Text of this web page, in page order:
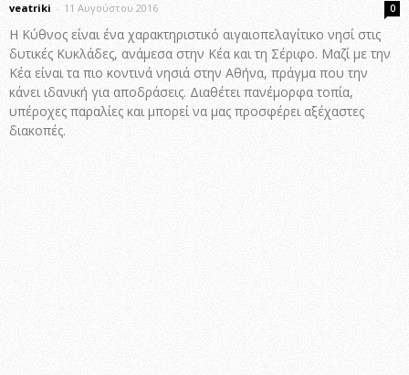
veatriki - 11 Αυγούστου 2016 0
Η Κύθνος είναι ένα χαρακτηριστικό αιγαιοπελαγίτικο νησί στις
δυτικές Κυκλάδες, ανάμεσα στην Κέα και τη Σέριφο. Μαζί με την
Κέα είναι τα πιο κοντινά νησιά στην Αθήνα, πράγμα που την
κάνει ιδανική για αποδράσεις. Διαθέτει πανέμορφα τοπία,
υπέροχες παραλίες και μπορεί να μας προσφέρει αξέχαστες
διακοπές.